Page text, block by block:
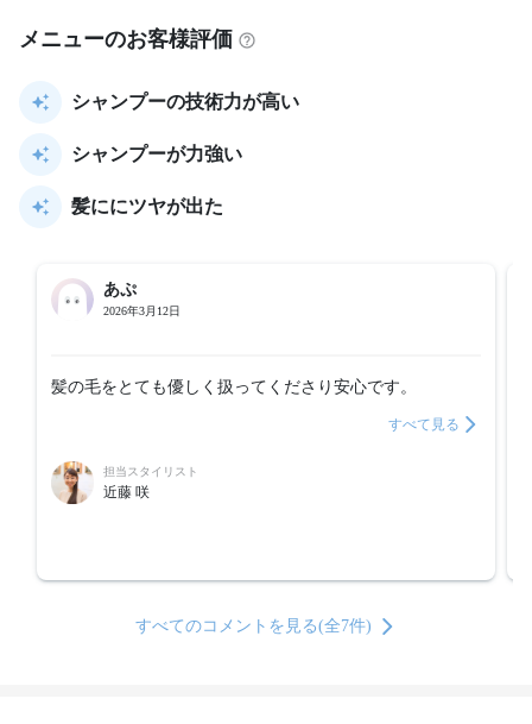
メニューのお客様評価
シャンプーの技術力が高い
シャンプーが力強い
髪ににツヤが出た
あぷ
2026年3月12日
髪の毛をとても優しく扱ってくださり安心です。
すべて見る
担当スタイリスト
近藤 咲
すべてのコメントを見る(全7件)